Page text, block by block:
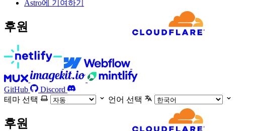
Astro에 기여하기
후원
GitHub
Discord
테마 선택
언어 선택
후원